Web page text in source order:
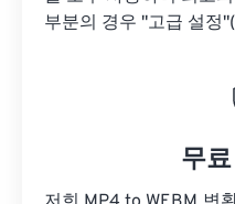
부분의 경우 "고급 설정
무